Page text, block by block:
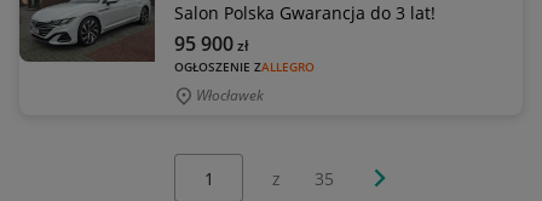
Salon Polska Gwarancja do 3 lat!
OGŁOSZENIE ZALLEGRO
95 900zł
Włocławek
z 35 Następna strona